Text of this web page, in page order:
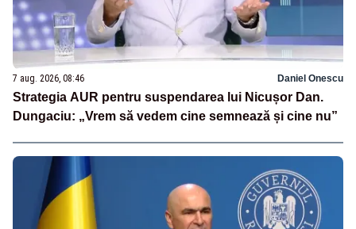
7 aug. 2026, 08:46 Daniel Onescu
Strategia AUR pentru suspendarea lui Nicușor Dan.
Dungaciu: „Vrem să vedem cine semnează și cine nu”